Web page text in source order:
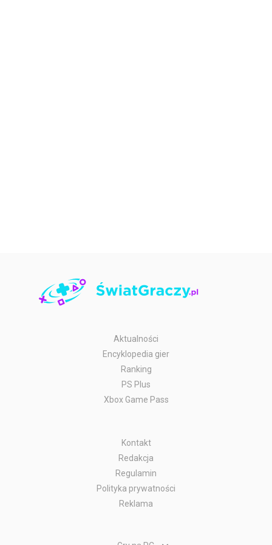
Aktualności
Encyklopedia gier
Ranking
PS Plus
Xbox Game Pass
Kontakt
Redakcja
Regulamin
Polityka prywatności
Reklama